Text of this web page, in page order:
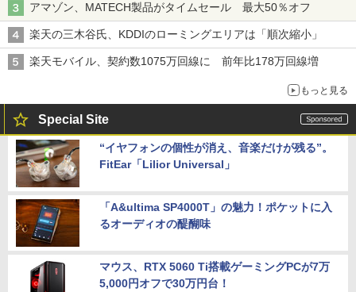
アマゾン、MATECH製品がタイムセール 最大50％オフ
楽天の三木谷氏、KDDIのローミングエリアは「順次縮小」
楽天モバイル、契約数1075万回線に 前年比178万回線増
もっと見る
Special Site
“イヤフォンの個性が消え、音楽だけが残る”。
FitEar「Lilior Universal」
「A&ultima SP4000T」の魅力！ポケットに入
るオーディオの醍醐味
マウス、RTX 5060 Ti搭載ゲーミングPCが7万
5,000円オフで30万円台！